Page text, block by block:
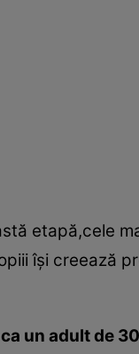
etapă,cele
îşi creează
un adult de